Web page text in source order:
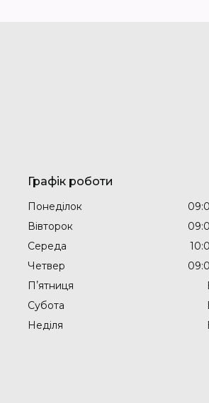
Графік роботи
Понеділок
Вівторок
Середа
Четвер
Пʼятниця
Субота
Неділя